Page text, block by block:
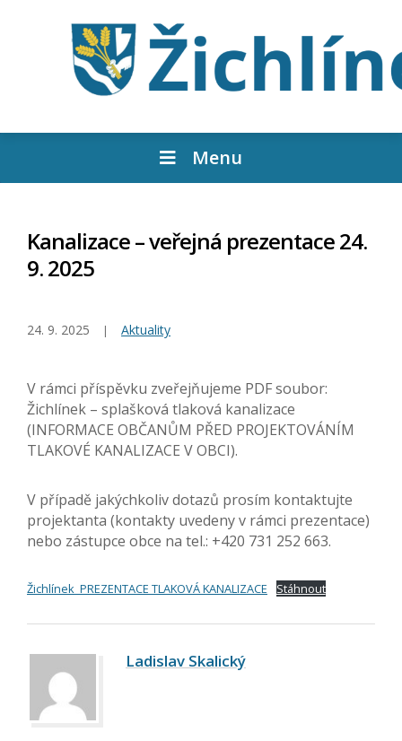
Menu
Kanalizace – veřejná prezentace 24.
9. 2025
24. 9. 2025 Aktuality
V rámci příspěvku zveřejňujeme PDF soubor:
Žichlínek – splašková tlaková kanalizace
(INFORMACE OBČANŮM PŘED PROJEKTOVÁNÍM
TLAKOVÉ KANALIZACE V OBCI).
V případě jakýchkoliv dotazů prosím kontaktujte
projektanta (kontakty uvedeny v rámci prezentace)
nebo zástupce obce na tel.: +420 731 252 663.
Žichlínek_PREZENTACE TLAKOVÁ KANALIZACE Stáhnout
Ladislav Skalický